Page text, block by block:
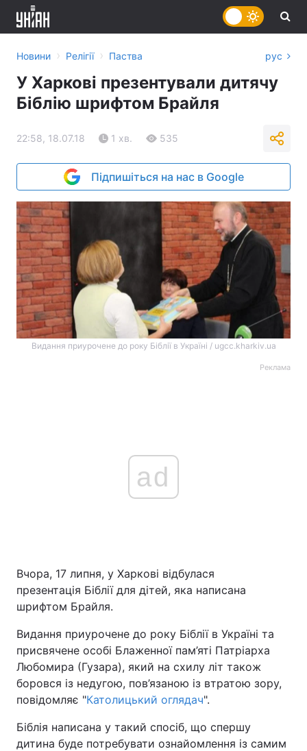
Головна Війна
Україна Політика
Економіка Світ
Новини › Релігії › Паства рус
У Харкові презентували дитячу
Біблію шрифтом Брайля
22:58, 18.07.18 1 хв. 535
Підпишіться на нас в Google
Видання приурочене до року Біблії в Україні / ugcc.kharkiv.ua
Реклама
ad
Вчора, 17 липня, у Харкові відбулася
презентація Біблії для дітей, яка написана
шрифтом Брайля.
Видання приурочене до року Біблії в Україні та
присвячене особі Блаженної пам’яті Патріарха
Любомира (Гузара), який на схилу літ також
боровся із недугою, пов’язаною із втратою зору,
повідомляє "Католицький оглядач".
Біблія написана у такий спосіб, що спершу
дитина буде потребувати ознайомлення із самим